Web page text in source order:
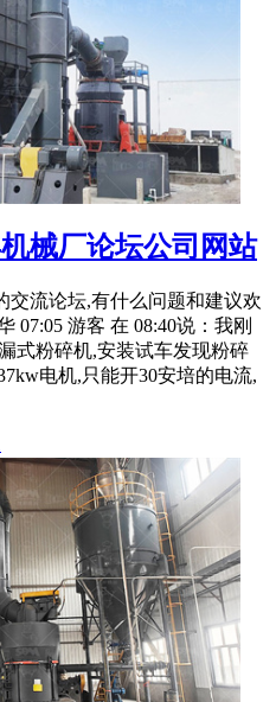
械厂论坛公司网站
交流论坛,有什么问题和建议欢
07:05 游客 在 08:40说：我刚
式粉碎机,安装试车发现粉碎
电机,只能开30安培的电流,